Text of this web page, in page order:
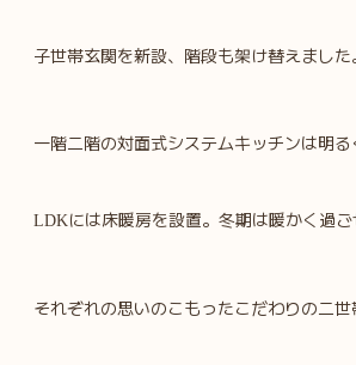
子世帯玄関を新設、階段も架け替えました
一階二階の対面式システムキッチンは明
LDKには床暖房を設置。冬期は暖かく過ご
それぞれの思いのこもったこだわりの二